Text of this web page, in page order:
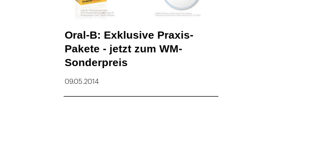
Oral-B: Exklusive Praxis-
Pakete - jetzt zum WM-
Sonderpreis
09.05.2014